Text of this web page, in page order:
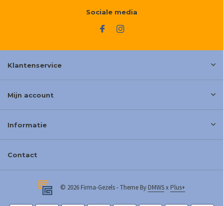
Sociale media
Klantenservice
Mijn account
Informatie
Contact
© 2026 Firma-Gezels - Theme By DMWSx Plus+